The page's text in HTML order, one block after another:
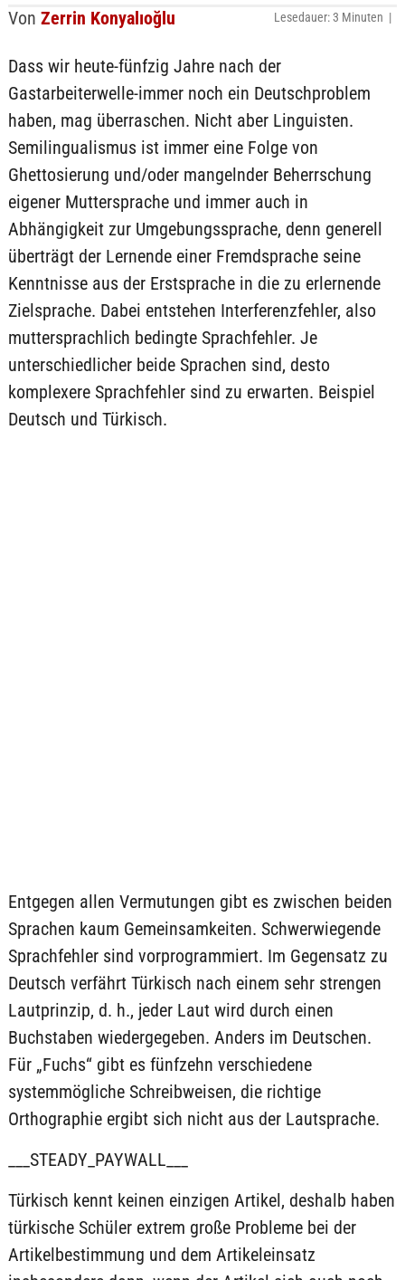
Von Zerrin Konyalıoğlu
Lesedauer: 3 Minuten |
Dass wir heute-fünfzig Jahre nach der
Gastarbeiterwelle-immer noch ein Deutschproblem
haben, mag überraschen. Nicht aber Linguisten.
Semilingualismus ist immer eine Folge von
Ghettosierung und/oder mangelnder Beherrschung
eigener Muttersprache und immer auch in
Abhängigkeit zur Umgebungssprache, denn generell
überträgt der Lernende einer Fremdsprache seine
Kenntnisse aus der Erstsprache in die zu erlernende
Zielsprache. Dabei entstehen Interferenzfehler, also
muttersprachlich bedingte Sprachfehler. Je
unterschiedlicher beide Sprachen sind, desto
komplexere Sprachfehler sind zu erwarten. Beispiel
Deutsch und Türkisch.
Entgegen allen Vermutungen gibt es zwischen beiden
Sprachen kaum Gemeinsamkeiten. Schwerwiegende
Sprachfehler sind vorprogrammiert. Im Gegensatz zu
Deutsch verfährt Türkisch nach einem sehr strengen
Lautprinzip, d. h., jeder Laut wird durch einen
Buchstaben wiedergegeben. Anders im Deutschen.
Für „Fuchs“ gibt es fünfzehn verschiedene
systemmögliche Schreibweisen, die richtige
Orthographie ergibt sich nicht aus der Lautsprache.
___STEADY_PAYWALL___
Türkisch kennt keinen einzigen Artikel, deshalb haben
türkische Schüler extrem große Probleme bei der
Artikelbestimmung und dem Artikeleinsatz